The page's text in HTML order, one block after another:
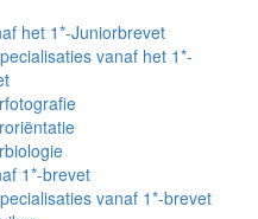
het 1*-Juniorbrevet
vanaf het 1*-
1*-brevet
vanaf 1*-brevet